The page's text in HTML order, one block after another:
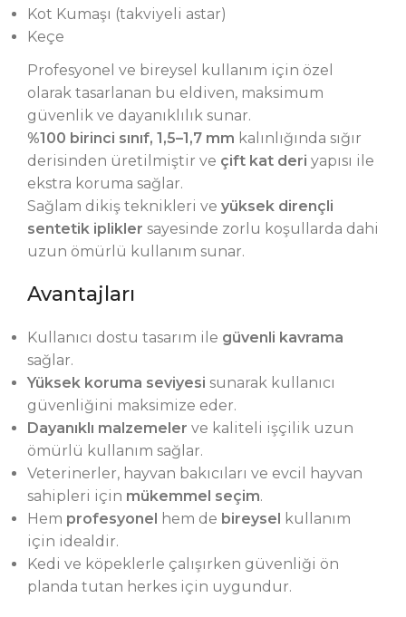
Kot Kumaşı (takviyeli astar)
Keçe
Profesyonel ve bireysel kullanım için özel
olarak tasarlanan bu eldiven, maksimum
güvenlik ve dayanıklılık sunar.
%100 birinci sınıf, 1,5–1,7 mm kalınlığında sığır
derisinden üretilmiştir ve çift kat deri yapısı ile
ekstra koruma sağlar.
Sağlam dikiş teknikleri ve yüksek dirençli
sentetik iplikler sayesinde zorlu koşullarda dahi
uzun ömürlü kullanım sunar.
Avantajları
Kullanıcı dostu tasarım ile güvenli kavrama
sağlar.
Yüksek koruma seviyesi sunarak kullanıcı
güvenliğini maksimize eder.
Dayanıklı malzemeler ve kaliteli işçilik uzun
ömürlü kullanım sağlar.
Veterinerler, hayvan bakıcıları ve evcil hayvan
sahipleri için mükemmel seçim.
Hem profesyonel hem de bireysel kullanım
için idealdir.
Kedi ve köpeklerle çalışırken güvenliği ön
planda tutan herkes için uygundur.